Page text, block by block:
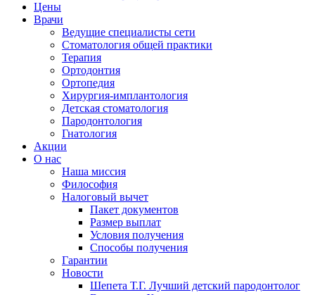
Цены
Врачи
Ведущие специалисты сети
Стоматология общей практики
Терапия
Ортодонтия
Ортопедия
Хирургия-имплантология
Детская стоматология
Пародонтология
Гнатология
Акции
О нас
Наша миссия
Философия
Налоговый вычет
Пакет документов
Размер выплат
Условия получения
Способы получения
Гарантии
Новости
Шепета Т.Г. Лучший детский пародонтолог